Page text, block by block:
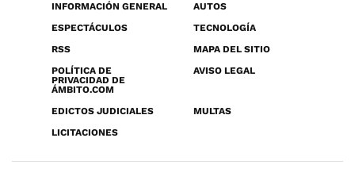
INFORMACIÓN GENERAL
AUTOS
ESPECTÁCULOS
TECNOLOGÍA
RSS
MAPA DEL SITIO
POLÍTICA DE
PRIVACIDAD DE
ÁMBITO.COM
AVISO LEGAL
EDICTOS JUDICIALES
MULTAS
LICITACIONES